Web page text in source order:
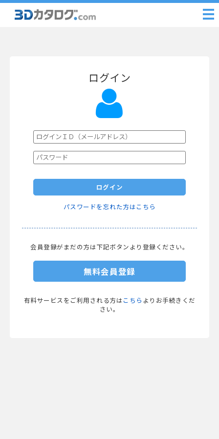
ログイン
ログイン
パスワードを忘れた方はこちら
会員登録がまだの方は下記ボタンより登録ください。
無料会員登録
有料サービスをご利用される方は こちら よりお手続きくだ
さい。